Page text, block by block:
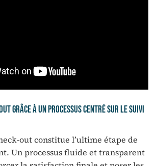
grâce à un processus centré sur le suivi
out constitue l’ultime étape de
Un processus fluide et transparent